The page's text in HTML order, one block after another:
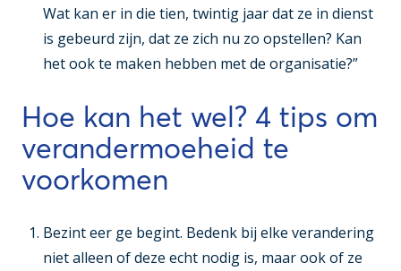
Wat kan er in die tien, twintig jaar dat ze in dienst
is gebeurd zijn, dat ze zich nu zo opstellen? Kan
het ook te maken hebben met de organisatie?”
Hoe kan het wel? 4 tips om
verandermoeheid te
voorkomen
Bezint eer ge begint. Bedenk bij elke verandering
niet alleen of deze echt nodig is, maar ook of ze